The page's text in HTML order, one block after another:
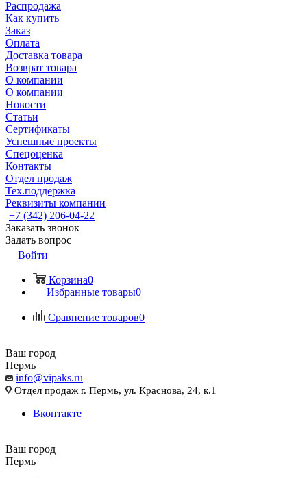
Распродажа
Как купить
Заказ
Оплата
Доставка товара
Возврат товара
О компании
О компании
Новости
Статьи
Сертификаты
Успешные проекты
Спецоценка
Контакты
Отдел продаж
Тех.поддержка
Реквизиты компании
+7 (342) 206-04-22
Заказать звонок
Задать вопрос
Войти
Корзина0
Избранные товары0
Сравнение товаров0
Ваш город
Пермь
info@vipaks.ru
Отдел продаж г. Пермь, ул. Краснова, 24, к.1
Вконтакте
Ваш город
Пермь